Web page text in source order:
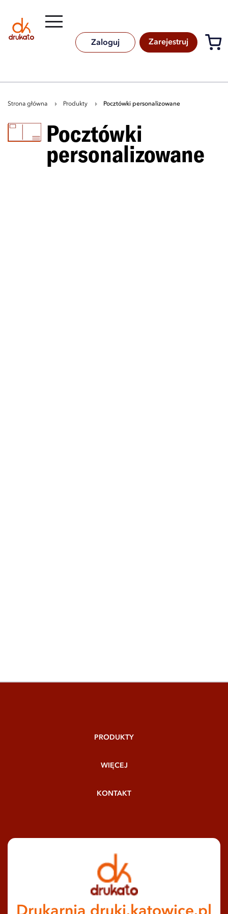
AA
B
Zaloguj
Zarejestruj
Rozwiń
Strona główna Produkty pocztówki personalizowane
pocztówki
personalizowane
PRODUKTY
WIĘCEJ
KONTAKT